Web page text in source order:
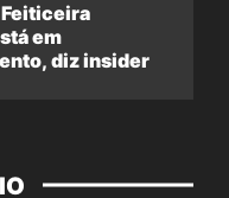
em
diz insider